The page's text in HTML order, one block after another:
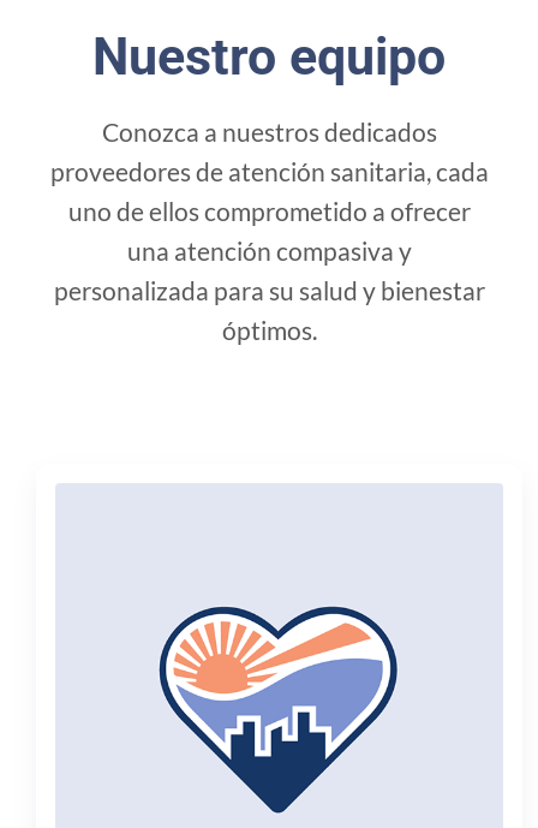
Nuestro equipo
Conozca a nuestros dedicados
proveedores de atención sanitaria, cada
uno de ellos comprometido a ofrecer
una atención compasiva y
personalizada para su salud y bienestar
óptimos.